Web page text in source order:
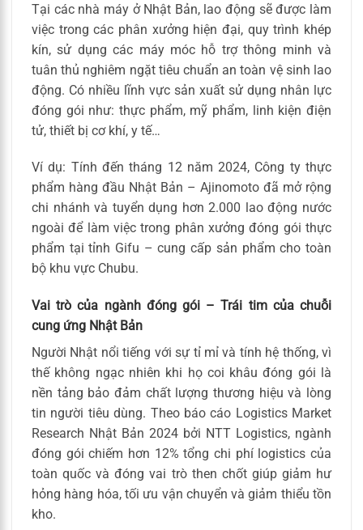
Tại các nhà máy ở Nhật Bản, lao động sẽ được làm
việc trong các phân xưởng hiện đại, quy trình khép
kín, sử dụng các máy móc hỗ trợ thông minh và
tuân thủ nghiêm ngặt tiêu chuẩn an toàn vệ sinh lao
động. Có nhiều lĩnh vực sản xuất sử dụng nhân lực
đóng gói như: thực phẩm, mỹ phẩm, linh kiện điện
tử, thiết bị cơ khí, y tế…
Ví dụ: Tính đến tháng 12 năm 2024, Công ty thực
phẩm hàng đầu Nhật Bản – Ajinomoto đã mở rộng
chi nhánh và tuyển dụng hơn 2.000 lao động nước
ngoài để làm việc trong phân xưởng đóng gói thực
phẩm tại tỉnh Gifu – cung cấp sản phẩm cho toàn
bộ khu vực Chubu.
Vai trò của ngành đóng gói – Trái tim của chuỗi
cung ứng Nhật Bản
Người Nhật nổi tiếng với sự tỉ mỉ và tính hệ thống, vì
thế không ngạc nhiên khi họ coi khâu đóng gói là
nền tảng bảo đảm chất lượng thương hiệu và lòng
tin người tiêu dùng. Theo báo cáo Logistics Market
Research Nhật Bản 2024 bởi NTT Logistics, ngành
đóng gói chiếm hơn 12% tổng chi phí logistics của
toàn quốc và đóng vai trò then chốt giúp giảm hư
hỏng hàng hóa, tối ưu vận chuyển và giảm thiểu tồn
kho.